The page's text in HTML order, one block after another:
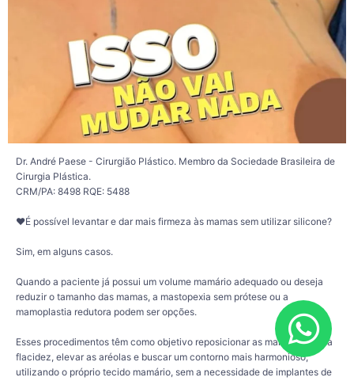
É importante lembrar que cada organismo responde de uma maneira. A
evolução pós-operatória é individual e o resultado ao longo do tempo também
pode ser influenciado por fatores como envelhecimento natural, qualidade da
pele, variações de peso, gestação, amamentação e hábitos de vida.
Por isso, a avaliação médica é essencial para definir qual procedimento pode
ser mais indicado para cada caso e para alinhar expectativas de forma segura e
individualizada.
✨ Cada corpo possui características únicas. Um planejamento personalizado é
o primeiro passo para compreender as possibilidades do seu caso.
Dr. André Paese - Cirurgião Plástico. Membro da Sociedade Brasileira de
Cirurgia Plástica.
CRM/PA: 8498 RQE: 5488
❤️É possível levantar e dar mais firmeza às mamas sem utilizar silicone?
Sim, em alguns casos.
Quando a paciente já possui um volume mamário adequado ou deseja
reduzir o tamanho das mamas, a mastopexia sem prótese ou a
mamoplastia redutora podem ser opções.
Esses procedimentos têm como objetivo reposicionar as mamas, tratar a
flacidez, elevar as aréolas e buscar um contorno mais harmonioso,
utilizando o próprio tecido mamário, sem a necessidade de implantes de